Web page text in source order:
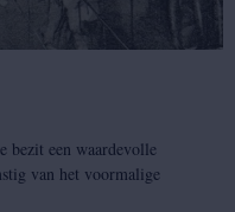
bezit een waardevolle
van het voormalige